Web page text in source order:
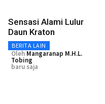
Sensasi Alami Lulur
Daun Kraton
BERITA LAIN
Oleh Mangaranap M.H.L.
Tobing
baru saja